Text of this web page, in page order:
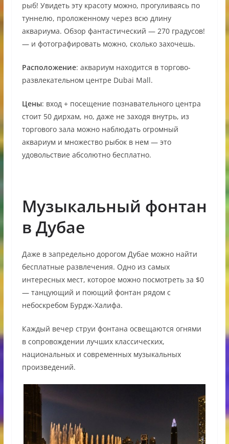
рыб! Увидеть эту красоту можно, прогуливаясь по
туннелю, проложенному через всю длину
аквариума. Обзор фантастический — 270 градусов!
— и фотографировать можно, сколько захочешь.
Расположение: аквариум находится в торгово-
развлекательном центре Dubai Mall.
Цены: вход + посещение познавательного центра
стоит 50 дирхам, но, даже не заходя внутрь, из
торгового зала можно наблюдать огромный
аквариум и множество рыбок в нем — это
удовольствие абсолютно бесплатно.
Музыкальный фонтан
в Дубае
Даже в запредельно дорогом Дубае можно найти
бесплатные развлечения. Одно из самых
интересных мест, которое можно посмотреть за $0
— танцующий и поющий фонтан рядом с
небоскребом Бурдж-Халифа.
Каждый вечер струи фонтана освещаются огнями
в сопровождении лучших классических,
национальных и современных музыкальных
произведений.